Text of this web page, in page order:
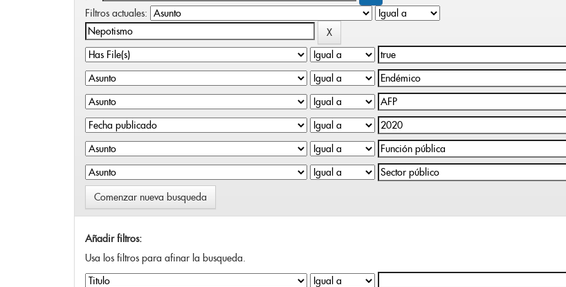
Filtros actuales:
Comenzar nueva busqueda
Añadir filtros:
Usa los filtros para afinar la busqueda.